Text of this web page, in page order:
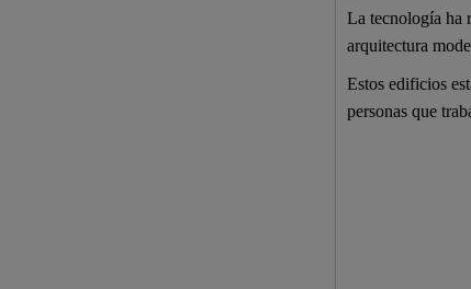
La tecnología ha
arquitectura
Estos edificios
personas que